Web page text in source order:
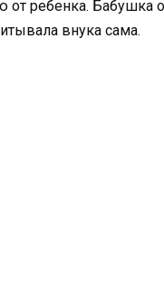
от ребенка. Бабушка
внука сама.